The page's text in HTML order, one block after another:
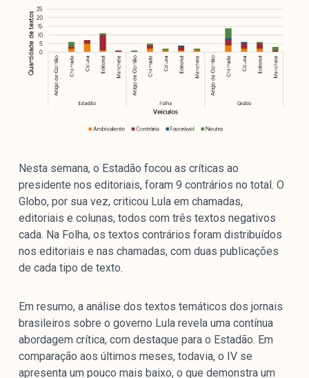
Nesta semana, o Estadão focou as críticas ao
presidente nos editoriais, foram 9 contrários no total. O
Globo, por sua vez, criticou Lula em chamadas,
editoriais e colunas, todos com três textos negativos
cada. Na Folha, os textos contrários foram distribuídos
nos editoriais e nas chamadas, com duas publicações
de cada tipo de texto.
Em resumo, a análise dos textos temáticos dos jornais
brasileiros sobre o governo Lula revela uma contínua
abordagem crítica, com destaque para o Estadão. Em
comparação aos últimos meses, todavia, o IV se
apresenta um pouco mais baixo, o que demonstra um